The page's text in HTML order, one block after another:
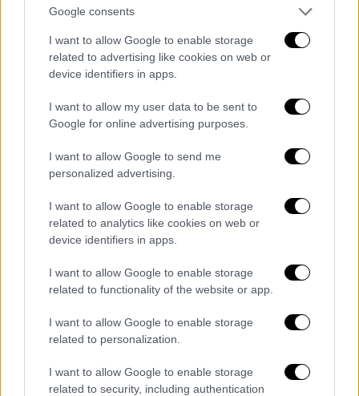
Google consents
I want to allow Google to enable storage
related to advertising like cookies on web or
device identifiers in apps.
I want to allow my user data to be sent to
Google for online advertising purposes.
I want to allow Google to send me
personalized advertising.
I want to allow Google to enable storage
related to analytics like cookies on web or
device identifiers in apps.
I want to allow Google to enable storage
related to functionality of the website or app.
I want to allow Google to enable storage
related to personalization.
I want to allow Google to enable storage
related to security, including authentication
06.07.2024 21:26
119' Ο Πίκφορντ σταματά το δυνατό σουτ του
περνάει άουτ!
Αλλαγές Ελβετία
118' Σιέρο και Αμντούνι αντί Έμπισερ και Φρόιλερ.